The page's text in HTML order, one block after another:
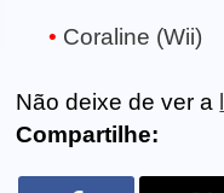
Coraline (Wii)
Não deixe de ver a
Compartilhe: